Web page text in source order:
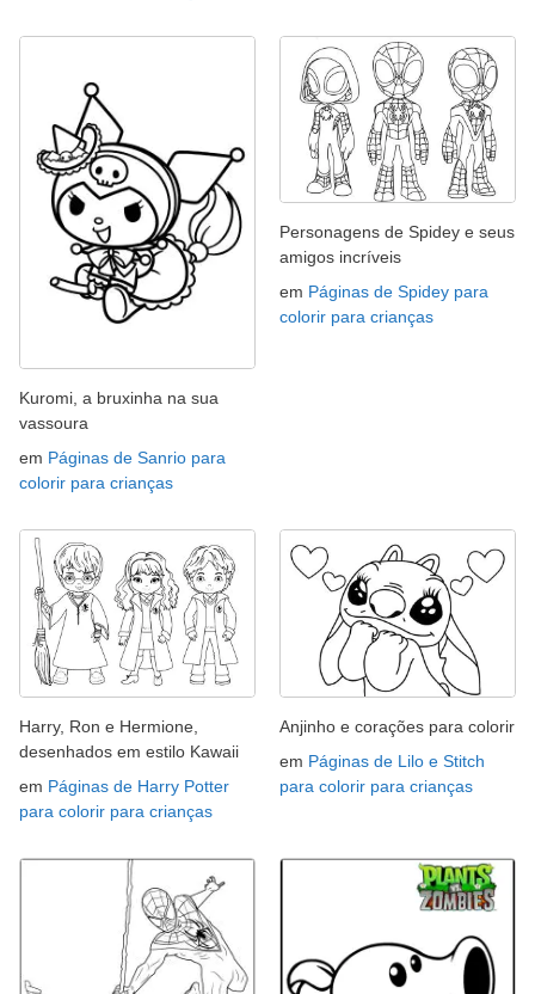
Kuromi, a bruxinha na sua
vassoura
em Páginas de Sanrio para
colorir para crianças
Personagens de Spidey e seus
amigos incríveis
em Páginas de Spidey para
colorir para crianças
Harry, Ron e Hermione,
desenhados em estilo Kawaii
em Páginas de Harry Potter
para colorir para crianças
Anjinho e corações para colorir
em Páginas de Lilo e Stitch
para colorir para crianças